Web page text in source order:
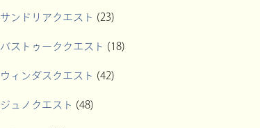
サンドリアクエスト (23)
バストゥーククエスト (18)
ウィンダスクエスト (42)
ジュノクエスト (48)